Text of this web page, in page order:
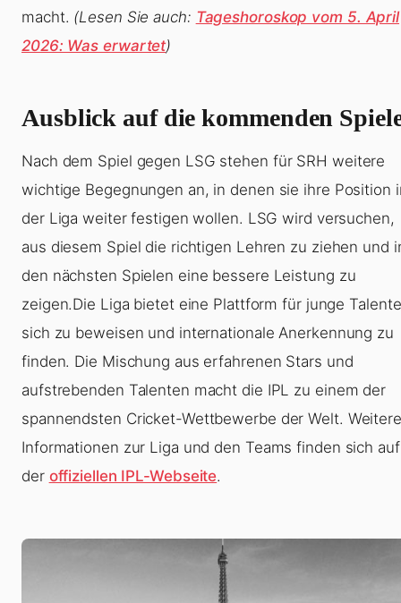
macht. (Lesen Sie auch: Tageshoroskop vom 5. April
2026: Was erwartet)
Ausblick auf die kommenden
Nach dem Spiel gegen LSG stehen für SRH weitere
wichtige Begegnungen an, in denen sie ihre Position
der Liga weiter festigen wollen. LSG wird versuchen,
aus diesem Spiel die richtigen Lehren zu ziehen und
den nächsten Spielen eine bessere Leistung zu
zeigen.Die Liga bietet eine Plattform für junge
sich zu beweisen und internationale Anerkennung zu
finden. Die Mischung aus erfahrenen Stars und
aufstrebenden Talenten macht die IPL zu einem der
spannendsten Cricket-Wettbewerbe der Welt. Weitere
Informationen zur Liga und den Teams finden sich auf
der offiziellen IPL-Webseite.